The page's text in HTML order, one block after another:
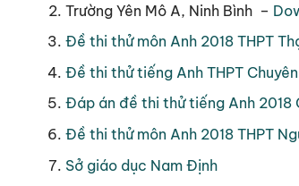
Trường Yên Mô A, Ninh Bình –
Đề thi thử môn Anh 2018 THPT
Đề thi thử tiếng Anh THPT
Đáp án đề thi thử tiếng Anh 2018
Đề thi thử môn Anh 2018 THPT
Sở giáo dục Nam Định